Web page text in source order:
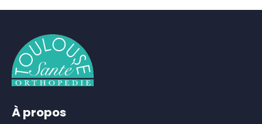
variations.
options
peuvent
être
choisies
page
À propos